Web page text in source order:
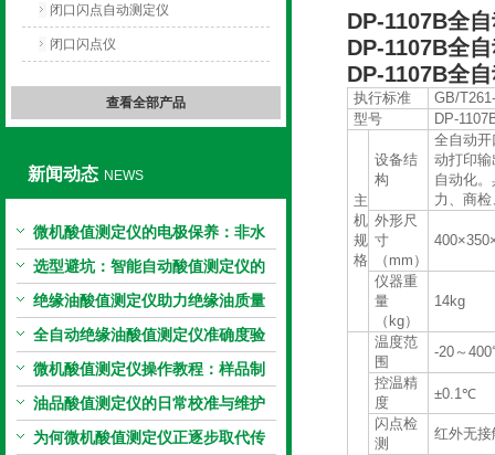
闭口闪点自动测定仪
闭口闪点仪
查看全部产品
新闻动态 NEWS
微机酸值测定仪的电极保养：非水
电极的清洗与活化方法
选型避坑：智能自动酸值测定仪的
加热功率与萃取时间关系
绝缘油酸值测定仪助力绝缘油质量
把控，降低设备故障
全自动绝缘油酸值测定仪准确度验
证：标准物质标定步骤
微机酸值测定仪操作教程：样品制
备、参数设置与结果解读
油品酸值测定仪的日常校准与维护
流程
为何微机酸值测定仪正逐步取代传
DP-1107B全
DP-1107B全
DP-1107B全
执行标准
GB/
型号
DP-
主
机
规
格
设备结
构
全自动
动打印
自动化
力、商
外形尺
寸
（mm）
仪器重
量
（kg）
14kg
温度范
围
-20～
控温精
度
±0.1℃
闪点检
测
红外无